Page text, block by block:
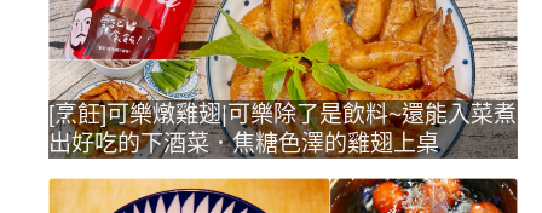
[烹飪]可樂燉雞翅|可樂除了是飲料~還能入菜煮
出好吃的下酒菜．焦糖色澤的雞翅上桌